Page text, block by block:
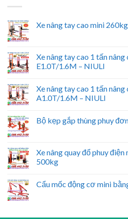
Xe nâng tay cao mini
Xe nâng tay cao 1 tấn
E1.0T/1.6M – NIULI
Xe nâng tay cao 1 tấn
A1.0T/1.6M – NIULI
Bộ kẹp gắp thùng phuy
Xe nâng quay đổ phuy
500kg
Cẩu mốc động cơ mini